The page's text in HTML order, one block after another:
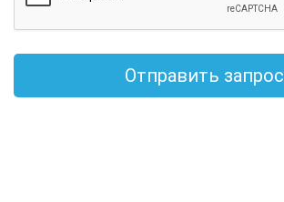
Отправить запрос